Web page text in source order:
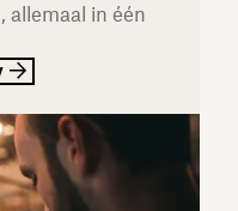
allemaal in één